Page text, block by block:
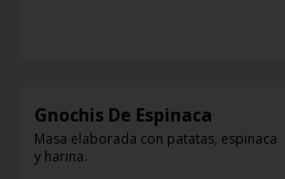
Gnochis De Espinaca
Masa elaborada con patatas, espinaca
y harina.